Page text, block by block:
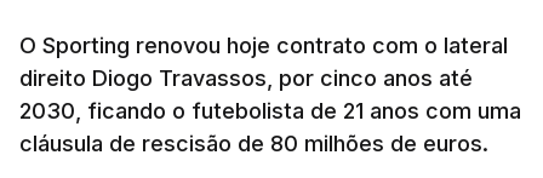
O Sporting renovou hoje contrato com o lateral
direito Diogo Travassos, por cinco anos até
2030, ficando o futebolista de 21 anos com uma
cláusula de rescisão de 80 milhões de euros.